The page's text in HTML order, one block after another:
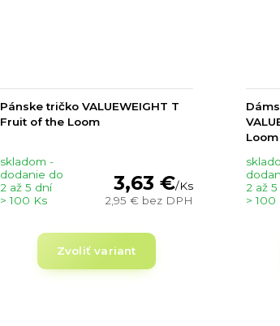
Pánske tričko VALUEWEIGHT T
Fruit of the Loom
3,63 €/Ks
2,95 € bez DPH
skladom -
dodanie do
2 až 5 dní
> 100 Ks
Zvoliť variant
Loom
2 až
> 100